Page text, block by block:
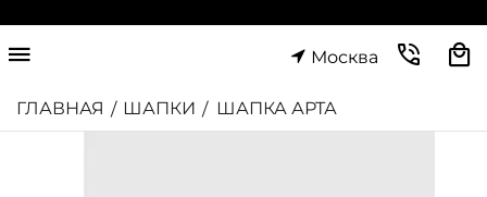
Москва
ГЛАВНАЯ / ШАПКИ / ШАПКА АРТА